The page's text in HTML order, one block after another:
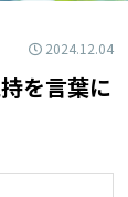
2024.12.04
を言葉に